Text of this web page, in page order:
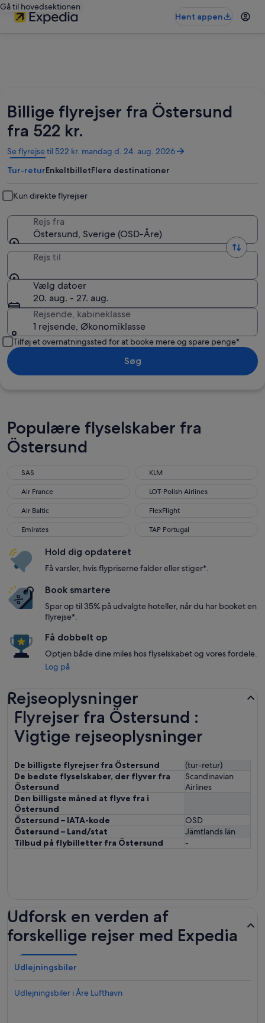
Gå til hovedsektionen
Hent appen
Billige flyrejser fra Östersund
fra 522 kr.
Se flyrejse til 522 kr. mandag d. 24. aug. 2026
Åbner
et
vindue
Tur-returEnkeltbilletFlere destinationer
Kun direkte flyrejser
Rejs fra
Östersund, Sverige (OSD-Åre)
Rejs til
Vælg datoer
20. aug. - 27. aug.
Rejsende, kabineklasse
1 rejsende, Økonomiklasse
Tilføj et overnatningssted for at booke mere og spare penge*
Søg
Populære flyselskaber fra
Östersund
SAS
KLM
Air France
LOT-Polish Airlines
Air Baltic
FlexFlight
Emirates
TAP Portugal
Hold dig opdateret
Få varsler, hvis flypriserne falder eller stiger*.
Book smartere
Spar op til 35% på udvalgte hoteller, når du har booket en
flyrejse*.
Få dobbelt op
Optjen både dine miles hos flyselskabet og vores fordele.
Log på
Rejseoplysninger
Flyrejser fra Östersund :
Vigtige rejseoplysninger
De billigste flyrejser fra Östersund
(tur-retur)
De bedste flyselskaber, der flyver fra
Östersund
Scandinavian
Airlines
Den billigste måned at flyve fra i
Östersund
Östersund – IATA-kode
OSD
Östersund – Land/stat
Jämtlands län
Tilbud på flybilletter fra Östersund
-
Udforsk en verden af
forskellige rejser med Expedia
Udlejningsbiler
Udlejningsbiler i Åre Lufthavn